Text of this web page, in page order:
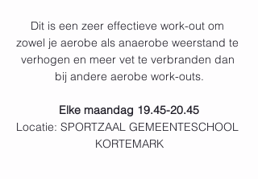
Dit is een zeer effectieve work-out om
zowel je aerobe als anaerobe weerstand te
verhogen en meer vet te verbranden dan
bij andere aerobe work-outs.
Elke maandag 19.45-20.45
Locatie: SPORTZAAL GEMEENTESCHOOL
KORTEMARK